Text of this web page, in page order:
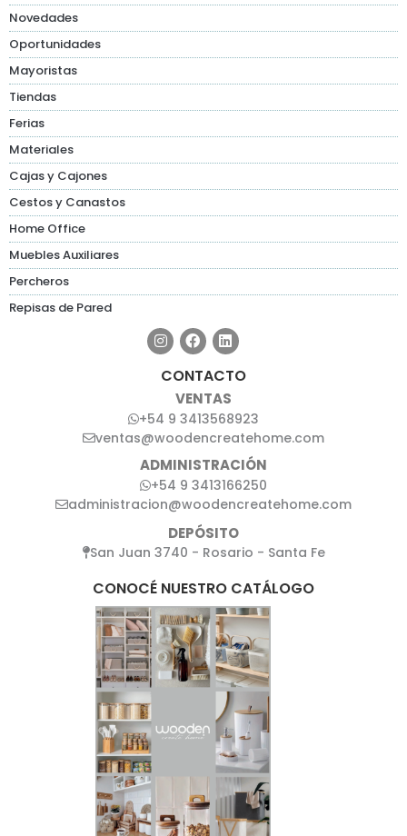
Novedades
Oportunidades
Mayoristas
Tiendas
Ferias
Materiales
Cajas y Cajones
Cestos y Canastos
Home Office
Muebles Auxiliares
Percheros
Repisas de Pared
CONTACTO
VENTAS
+54 9 3413568923
ventas@woodencreatehome.com
ADMINISTRACIÓN
+54 9 3413166250
administracion@woodencreatehome.com
DEPÓSITO
San Juan 3740 - Rosario - Santa Fe
CONOCÉ NUESTRO CATÁLOGO